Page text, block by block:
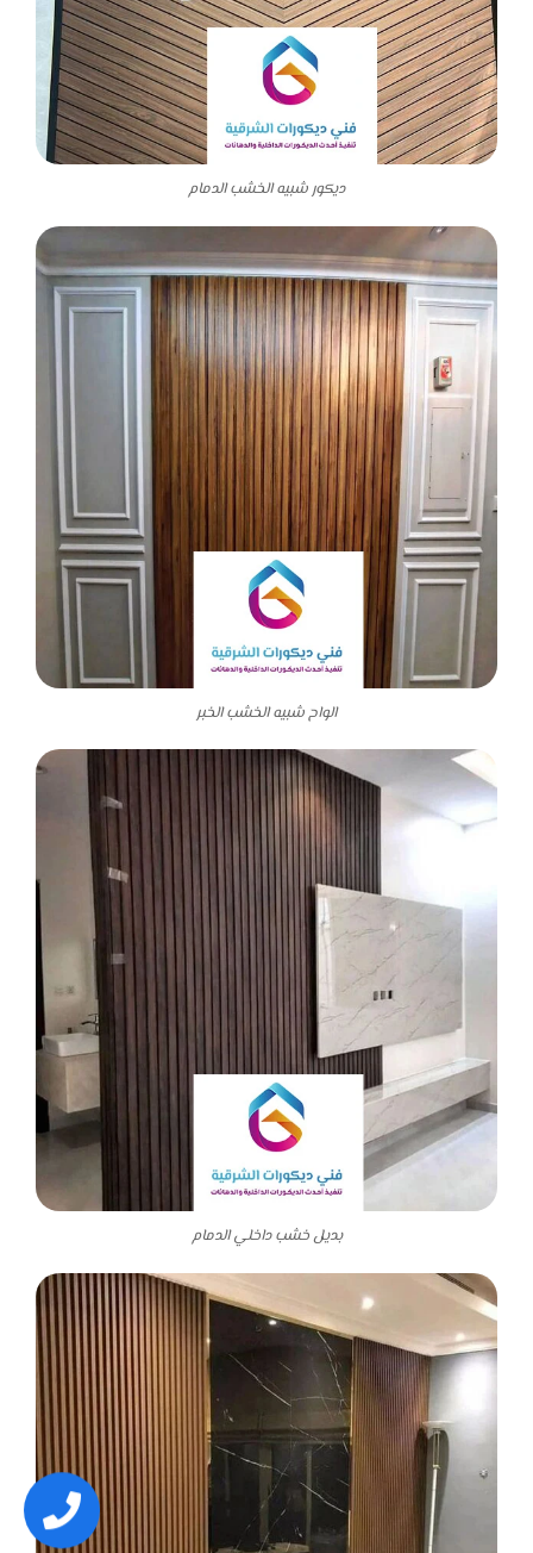
ديكور شبيه الخشب الدمام
الواح شبيه الخشب الخبر
بديل خشب داخلي الدمام